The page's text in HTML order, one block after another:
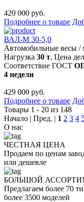
420 000 руб.
Подробнее о товаре
ВАЛ-М 30-5,0
Автомобильные весы /
Нагрузка 30 т, Цена
Соответствие ГОСТ
4 недели
429 000 руб.
Подробнее о товаре
Товары 1 - 20 из 148
Начало | Пред. | 1 2 3 4
О нас
ЧЕСТНАЯ ЦЕНА
Продаем по ценам
или дешевле
БОЛЬШОЙ
Предлагаем более 70
более 3500 моделей